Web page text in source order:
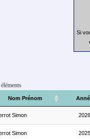
Si
éléments
Nom Prénom
Simon 2026
Simon 2025